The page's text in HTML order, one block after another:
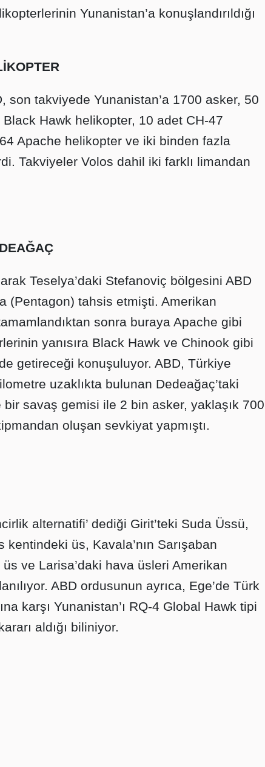
Yunanistan’a konuşlandırıldığı
son takviyede Yunanistan’a 1700 asker, 50
Hawk helikopter, 10 adet CH-47
Apache helikopter ve iki binden fazla
Takviyeler Volos dahil iki farklı limandan
Teselya’daki Stefanoviç bölgesini ABD
(Pentagon) tahsis etmişti. Amerikan
sonra buraya Apache gibi
yanısıra Black Hawk ve Chinook gibi
getireceği konuşuluyor. ABD, Türkiye
uzaklıkta bulunan Dedeağaç’taki
savaş gemisi ile 2 bin asker, yaklaşık 700
oluşan sevkiyat yapmıştı.
alternatifi’ dediği Girit’teki Suda Üssü,
kentindeki üs, Kavala’nın Sarışaban
ve Larisa’daki hava üsleri Amerikan
ABD ordusunun ayrıca, Ege’de Türk
karşı Yunanistan’ı RQ-4 Global Hawk tipi
aldığı biliniyor.